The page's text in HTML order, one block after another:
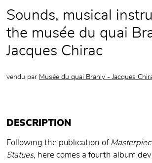
Sounds, musical
the musée du quai
Jacques Chirac
vendu par Musée du quai Branly - Jacques
DESCRIPTION
Following the publication of
Statues, here comes a fourth album